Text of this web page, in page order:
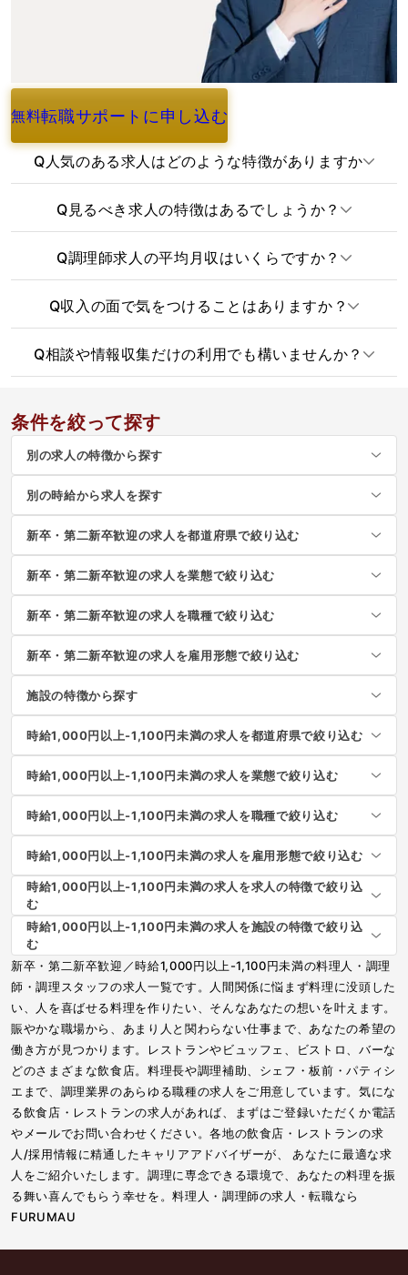
無料転職サポートに申し込む
よくあるご質問
Q人気のある求人はどのような特徴がありますか
Q 見るべき求人の特徴はあるでしょうか？
Q調理師求人の平均月収はいくらですか？
Q収入の面で気をつけることはありますか？
Q相談や情報収集だけの利用でも構いませんか？
条件を絞って探す
別の求人の特徴から探す
別の時給から求人を探す
新卒・第二新卒歓迎の求人を都道府県で絞り込む
新卒・第二新卒歓迎の求人を業態で絞り込む
新卒・第二新卒歓迎の求人を職種で絞り込む
新卒・第二新卒歓迎の求人を雇用形態で絞り込む
施設の特徴から探す
時給1,000円以上-1,100円未満の求人を都道府県で絞り込む
時給1,000円以上-1,100円未満の求人を業態で絞り込む
時給1,000円以上-1,100円未満の求人を職種で絞り込む
時給1,000円以上-1,100円未満の求人を雇用形態で絞り込む
時給1,000円以上-1,100円未満の求人を求人の特徴で絞り込
む
時給1,000円以上-1,100円未満の求人を施設の特徴で絞り込
む
新卒・第二新卒歓迎／時給1,000円以上-1,100円未満の料理人・調理
師・調理スタッフの求人一覧です。人間関係に悩まず料理に没頭した
い、人を喜ばせる料理を作りたい、そんなあなたの想いを叶えます。
賑やかな職場から、あまり人と関わらない仕事まで、あなたの希望の
働き方が見つかります。レストランやビュッフェ、ビストロ、バーな
どのさまざまな飲食店。料理長や調理補助、シェフ・板前・パティシ
エまで、調理業界のあらゆる職種の求人をご用意しています。気にな
る飲食店・レストランの求人があれば、まずはご登録いただくか電話
やメールでお問い合わせください。各地の飲食店・レストランの求
人/採用情報に精通したキャリアアドバイザーが、 あなたに最適な求
人をご紹介いたします。調理に専念できる環境で、あなたの料理を振
る舞い喜んでもらう幸せを。料理人・調理師の求人・転職なら
FURUMAU